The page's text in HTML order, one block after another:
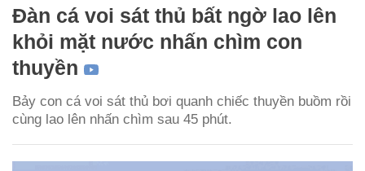
Đàn cá voi sát thủ bất ngờ lao lên
khỏi mặt nước nhấn chìm con
thuyền
Bảy con cá voi sát thủ bơi quanh chiếc thuyền buồm rồi
cùng lao lên nhấn chìm sau 45 phút.